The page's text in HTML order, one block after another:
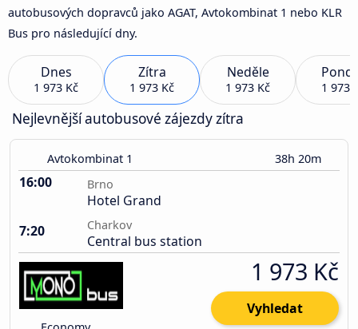
autobusových dopravců jako AGAT, Avtokombinat 1 nebo KLR
Bus pro následující dny.
Dnes
1 973 Kč
Zítra
1 973 Kč
Neděle
1 973 Kč 1 973
Nejlevnější autobusové zájezdy zítra
Avtokombinat 1 38h 20m
16:00 Brno
Hotel Grand
7:20
Charkov
Central bus station
1 973 Kč
Vyhledat